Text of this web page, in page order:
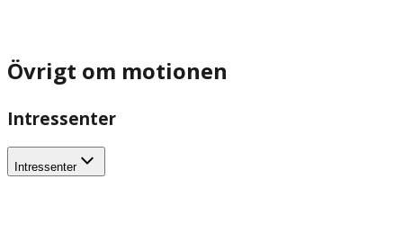
Övrigt om motionen
Intressenter
Intressenter